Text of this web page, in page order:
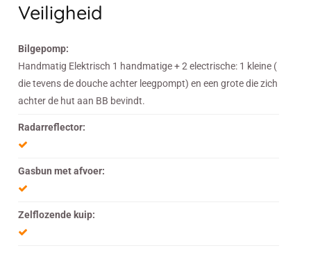
Veiligheid
Bilgepomp:
Handmatig Elektrisch 1 handmatige + 2 electrische: 1 kleine (
die tevens de douche achter leegpompt) en een grote die zich
achter de hut aan BB bevindt.
Radarreflector:
Gasbun met afvoer:
Zelflozende kuip: